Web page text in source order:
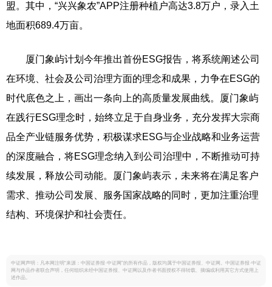
盟。其中，“兴兴象农”APP注册种植户高达3.8万户，录入土
地面积689.4万亩。
厦门象屿计划今年推出首份ESG报告，将系统阐述公司
在环境、社会及公司治理方面的理念和成果，力争在ESG的
时代底色之上，画出一条向上的高质量发展曲线。厦门象屿
在践行ESG理念时，始终立足于自身业务，充分发挥大宗商
品全产业链服务优势，积极谋求ESG与企业战略和业务运营
的深度融合，将ESG理念纳入到公司治理中，不断推动可持
续发展，释放公司动能。厦门象屿表示，未来将在满足客户
需求、推动公司发展、服务国家战略的同时，更加注重治理
结构、环境保护和社会责任。
中证网声明：凡本网注明“来源：中国证券报·中证网”的所有作品，版权均属于中国证券报、中证网。中国证券报·中证
网与作品作者联合声明，任何组织未经中国证券报、中证网以及作者书面授权不得转载、摘编或利用其它方式使用上
述作品。